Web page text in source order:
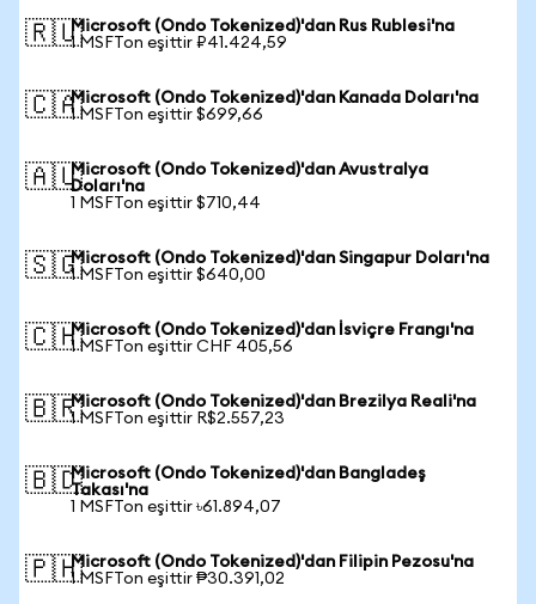
🇷🇺Microsoft (Ondo Tokenized)'dan Rus Rublesi'na
1 MSFTon eşittir ₽41.424,59
🇨🇦Microsoft (Ondo Tokenized)'dan Kanada Doları'na
1 MSFTon eşittir $699,66
🇦🇺Microsoft (Ondo Tokenized)'dan Avustralya
Doları'na
1 MSFTon eşittir $710,44
🇸🇬Microsoft (Ondo Tokenized)'dan Singapur Doları'na
1 MSFTon eşittir $640,00
🇨🇭Microsoft (Ondo Tokenized)'dan İsviçre Frangı'na
1 MSFTon eşittir CHF 405,56
🇧🇷Microsoft (Ondo Tokenized)'dan Brezilya Reali'na
1 MSFTon eşittir R$2.557,23
🇧🇩Microsoft (Ondo Tokenized)'dan Bangladeş
Takası'na
1 MSFTon eşittir ৳61.894,07
🇵🇭Microsoft (Ondo Tokenized)'dan Filipin Pezosu'na
1 MSFTon eşittir ₱30.391,02